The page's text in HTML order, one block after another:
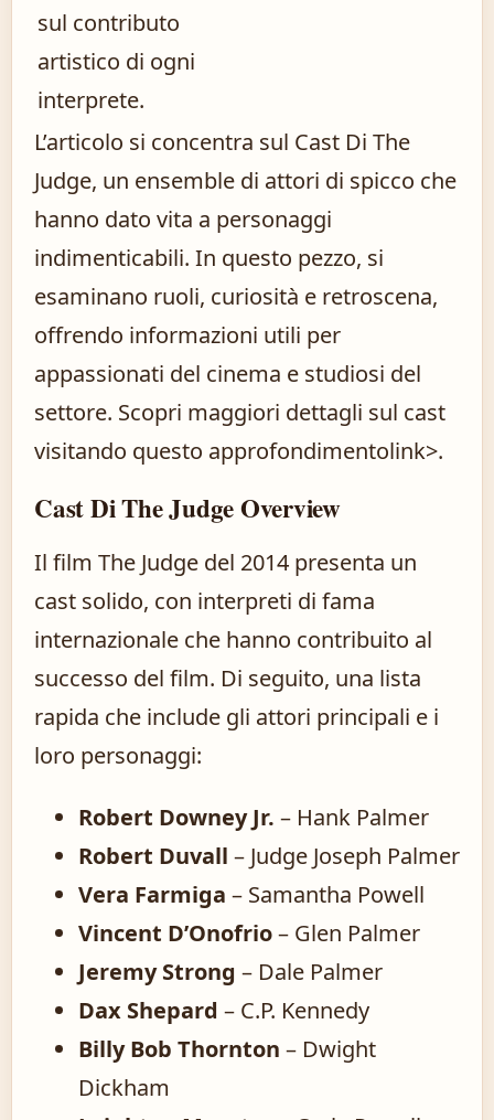
sul contributo
artistico di ogni
interprete.
L’articolo si concentra sul Cast Di The
Judge, un ensemble di attori di spicco che
hanno dato vita a personaggi
indimenticabili. In questo pezzo, si
esaminano ruoli, curiosità e retroscena,
offrendo informazioni utili per
appassionati del cinema e studiosi del
settore. Scopri maggiori dettagli sul cast
visitando questo approfondimentolink>.
Cast Di The Judge Overview
Il film The Judge del 2014 presenta un
cast solido, con interpreti di fama
internazionale che hanno contribuito al
successo del film. Di seguito, una lista
rapida che include gli attori principali e i
loro personaggi:
Robert Downey Jr. – Hank Palmer
Robert Duvall – Judge Joseph Palmer
Vera Farmiga – Samantha Powell
Vincent D’Onofrio– Glen Palmer
Jeremy Strong – Dale Palmer
Dax Shepard – C.P. Kennedy
Billy Bob Thornton – Dwight
Dickham